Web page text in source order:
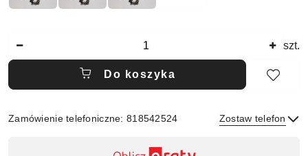
szt.
Do koszyka
Zamówienie telefoniczne: 818542524 Zostaw telefon